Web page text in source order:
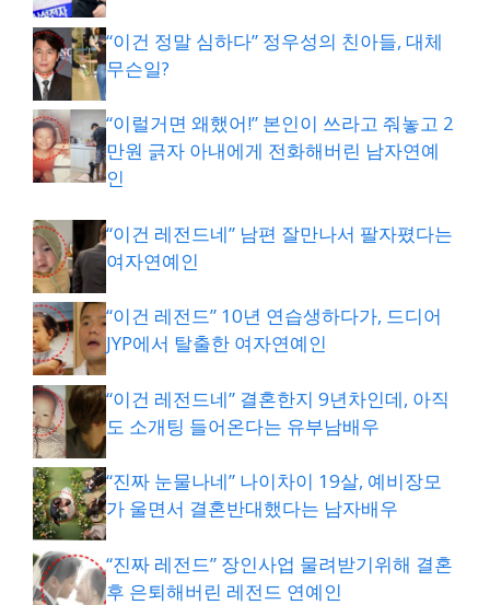
“이건 정말 심하다” 정우성의 친아들, 대체
무슨일?
“이럴거면 왜했어!” 본인이 쓰라고 줘놓고 2
만원 긁자 아내에게 전화해버린 남자연예
인
“이건 레전드네” 남편 잘만나서 팔자폈다는
여자연예인
“이건 레전드” 10년 연습생하다가, 드디어
JYP에서 탈출한 여자연예인
“이건 레전드네” 결혼한지 9년차인데, 아직
도 소개팅 들어온다는 유부남배우
“진짜 눈물나네” 나이차이 19살, 예비장모
가 울면서 결혼반대했다는 남자배우
“진짜 레전드” 장인사업 물려받기위해 결혼
후 은퇴해버린 레전드 연예인